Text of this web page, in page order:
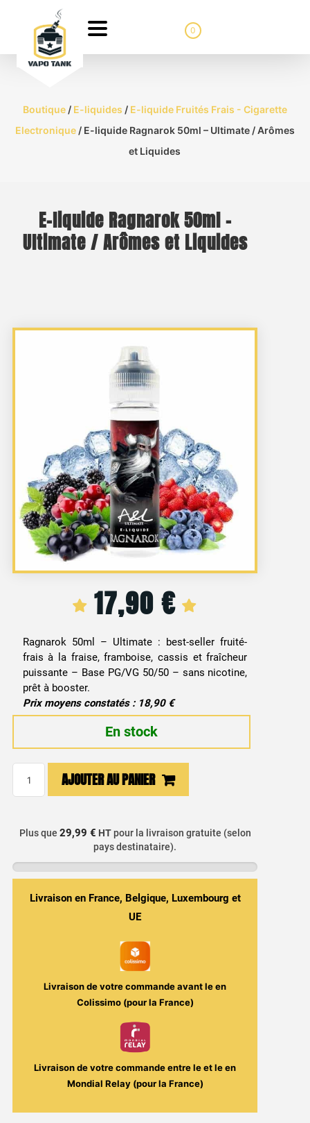
0
Boutique/ E-liquides / E-liquide Fruités Frais - Cigarette
Electronique/ E-liquide Ragnarok 50ml – Ultimate / Arômes
et Liquides
E-liquide Ragnarok 50ml –
Ultimate / Arômes et Liquides
17,90€
Ragnarok 50ml – Ultimate : best-seller fruité-
frais à la fraise, framboise, cassis et fraîcheur
puissante – Base PG/VG 50/50 – sans nicotine,
prêt à booster.
Prix moyens constatés : 18,90 €
En stock
Ragnarok
Ultimate
AJOUTER AU PANIER
Plus que 29,99 € HTpour la livraison gratuite (selon
pays destinataire).
Livraison en France, Belgique, Luxembourg et
UE
Livraison de votre commande avant leen
Colissimo (pour la France)
Livraison de votre commande entre leet leen
Mondial Relay (pour la France)